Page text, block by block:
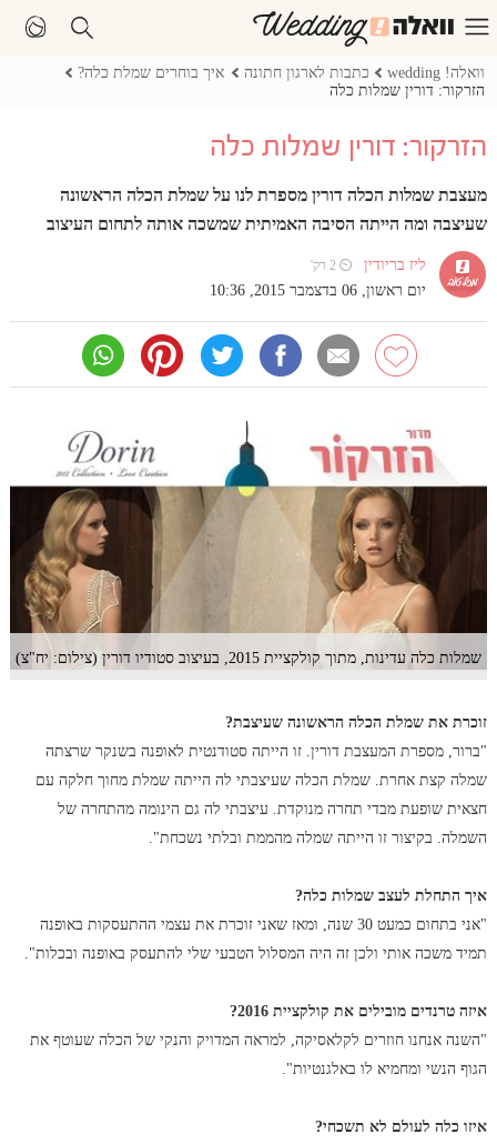
וואלה! wedding כתבות לארגון חתונה
איך בוחרים שמלת כלה?
הזרקור: דורין שמלות כלה
הזרקור: דורין שמלות כלה
מעצבת שמלות הכלה דורין מספרת לנו על שמלת הכלה הראשונה
שעיצבה ומה הייתה הסיבה האמיתית שמשכה אותה לתחום העיצוב
ליז בריודין ⏲ 2 דק'
יום ראשון, 06 בדצמבר 2015, 10:36
שמלות כלה עדינות, מתוך קולקציית 2015, בעיצוב סטודיו דורין (צילום: יח"צ)
זוכרת את שמלת הכלה הראשונה שעיצבת?
"ברור, מספרת המעצבת דורין. זו הייתה סטודנטית לאופנה בשנקר שרצתה
שמלה קצת אחרת. שמלת הכלה שעיצבתי לה הייתה שמלת מחוך חלקה עם
חצאית שופעת מבדי תחרה מנוקדת. עיצבתי לה גם הינומה מהתחרה של
השמלה. בקיצור זו הייתה שמלה מהממת ובלתי נשכחת".
איך התחלת לעצב שמלות כלה?
"אני בתחום כמעט 30 שנה, ומאז שאני זוכרת את עצמי ההתעסקות באופנה
תמיד משכה אותי ולכן זה היה המסלול הטבעי שלי להתעסק באופנה ובכלות".
איזה טרנדים מובילים את קולקציית 2016?
"השנה אנחנו חוזרים לקלאסיקה, למראה המדויק והנקי של הכלה שעוטף את
הגוף הנשי ומחמיא לו באלגנטיות".
איזו כלה לעולם לא תשכחי?